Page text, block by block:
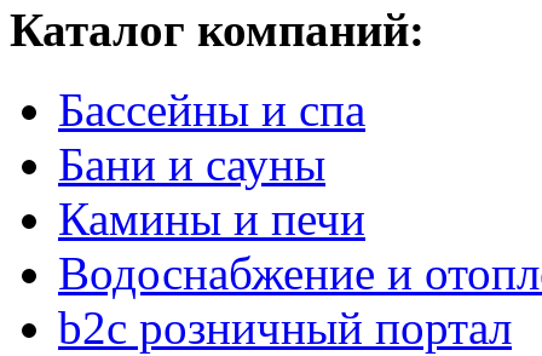
Каталог компаний:
Бассейны и спа
Бани и сауны
Камины и печи
Водоснабжение и
b2c розничный портал